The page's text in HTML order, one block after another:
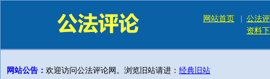
网站首页 | 公法
资料
网站公告： 欢迎访问公法评论网。浏览旧站请进： 经典旧站